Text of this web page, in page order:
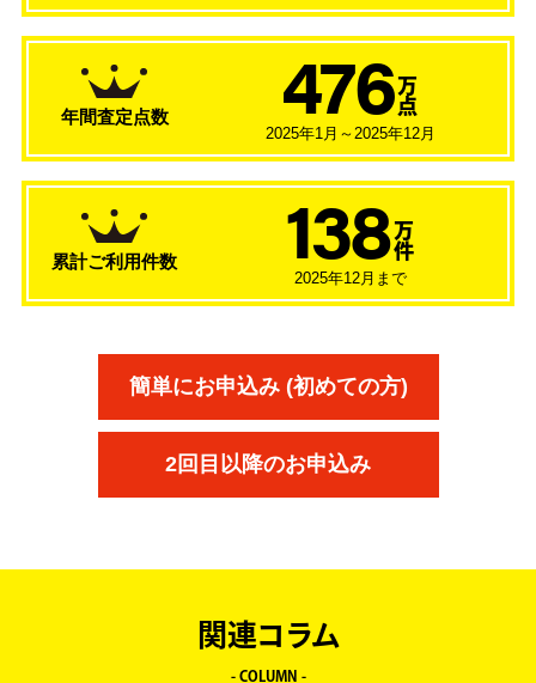
年間査定点数 476 万
点
2025年1月～2025年12月
累計ご利用件数 138 万
件
2025年12月まで
簡単にお申込み (初めての方)
2回目以降のお申込み
関連コラム
- COLUMN -